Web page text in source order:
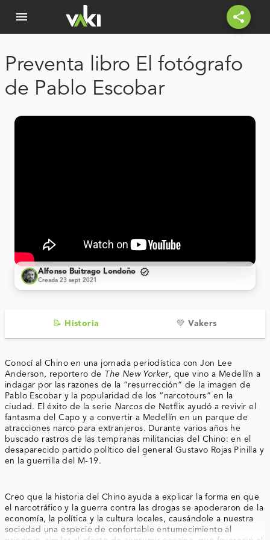
menu share
Preventa libro El fotógrafo
de Pablo Escobar
Alfonso Buitrago Londoño verified
Creada 23 sept 2021
📝 Historia 💚 Vakers
Conocí al Chino en una jornada periodística con Jon Lee
Anderson, reportero de
The New Yorker, que vino a Medellín a
indagar por las razones de la “resurrección” de la imagen de
Pablo Escobar y la popularidad de los “narcotours” en la
ciudad. El éxito de la serie Narcos de Netflix ayudó a revivir el
fantasma del Capo y a convertir a Medellín en un parque de
atracciones narco para extranjeros. Durante varios años he
buscado rastros de las tempranas militancias del Chino: en el
desaparecido partido político del general Gustavo Rojas Pinilla y
en la guerrilla del M-19.
Creo que la historia del Chino ayuda a explicar la forma en que
el narcotráfico y la guerra contra las drogas se apoderaron de la
economía, la política y la cultura locales, causándole a nuestra
sociedad una especie de confortable entumecimiento al